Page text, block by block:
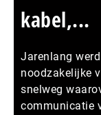
kabel,...
Jarenlang
noodzakelijke
snelweg
communicatie